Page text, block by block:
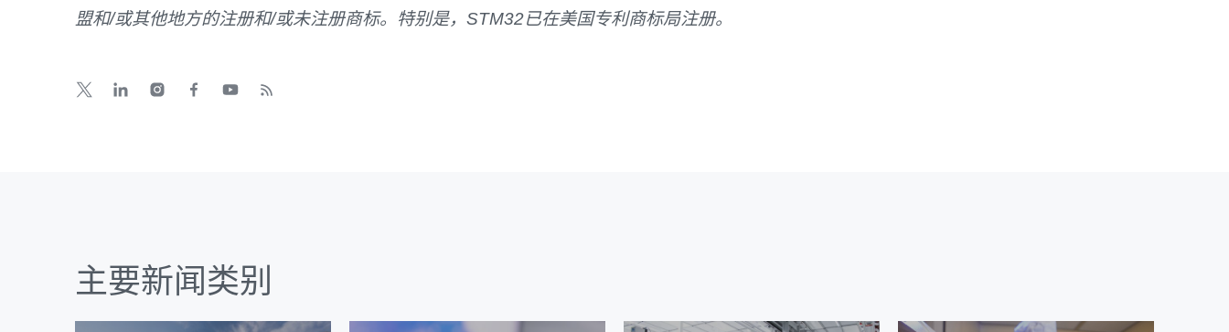
盟和/或其他地方的注册和/或未注册商标。特别是， STM32已在美国专利商标局注册。
主要新闻类别